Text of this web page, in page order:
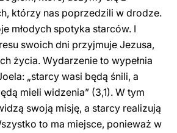
którzy nas poprzedzili w drodze.
młodych spotyka starców. I
swoich dni przyjmuje Jezusa,
życia. Wydarzenie to wypełnia
„starcy wasi będą śnili, a
mieli widzenia” (3,1). W tym
swoją misję, a starcy realizują
to ma miejsce, ponieważ w